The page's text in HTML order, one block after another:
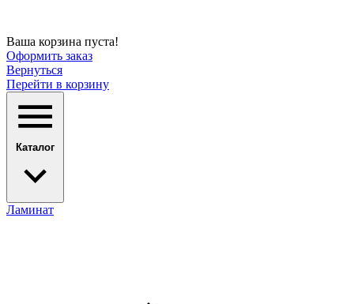
Ваша корзина пуста!
Оформить заказ
Вернуться
Перейти в корзину
Каталог
Ламинат